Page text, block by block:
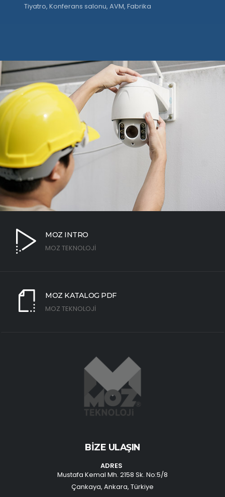
Tiyatro, Konferans salonu, AVM, Fabrika
MOZ INTRO
MOZ TEKNOLOJİ
MOZ KATALOG PDF
MOZ TEKNOLOJİ
BİZE ULAŞIN
ADRES
Mustafa Kemal Mh. 2158 Sk. No:5/8
Çankaya, Ankara, Türkiye